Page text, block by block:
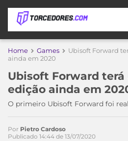
APOSTAS
DE
APOSTA
MELHORES
SITES
DE
COPA
DO
MUNDO
Home Games
Ubisoft Forward
ainda em 2020
Ubisoft Forward terá
edição ainda em
O primeiro Ubisoft Forward foi
Acesse o perfil do autor
no Twitter
Por Pietro Cardoso
Publicado 14:44 de 13/07/2020